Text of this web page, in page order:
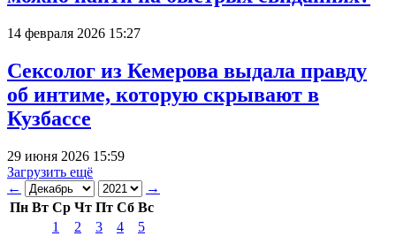
14 февраля 2026 15:27
Сексолог из Кемерова выдала правду
об интиме, которую скрывают в
Кузбассе
29 июня 2026 15:59
Загрузить ещё
←
→
Пн Вт Ср Чт Пт Сб Вс
1
2 3 4
5